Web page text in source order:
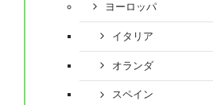
ヨーロッパ
イタリア
オランダ
スペイン